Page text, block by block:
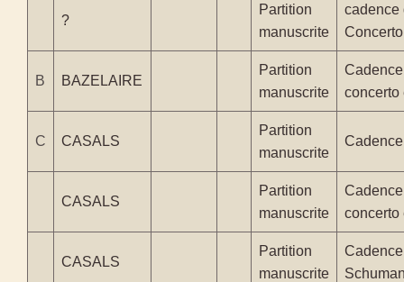
?
Partition
manuscrite
cadence
B BAZELAIRE
Partition
manuscrite
concerto
C CASALS
Partition
manuscrite
CASALS
Partition
manuscrite
concerto
CASALS
Partition
manuscrite